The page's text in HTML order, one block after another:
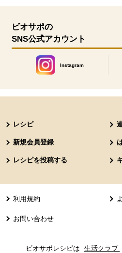
ビオサポの
SNS公式アカウント
Instagram
別のウィンドウで開きます。
レシピ
新規会員登録
レシピを投稿する
利用規約
お問い合わせ
ビオサポレシピは 生活クラブ